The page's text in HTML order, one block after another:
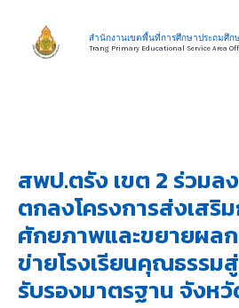
content
สำนักงานเขตพื้นที่การศึกษาประถมศึก
Trang Primary Educational Service Area
สพป.ตรัง เขต 2 ร่วม
ตกลงโครงการส่งเส
ศักยภาพและขยายผล
ข่ายโรงเรียนคุณธรรม
รับรองมาตรฐาน จังห